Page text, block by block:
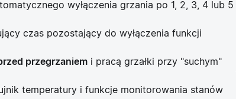
wyłączenia grzania po 1, 2, 3, 4 lub 5
czas pozostający do wyłączenia funkcji
przegrzaniem i pracą grzałki przy "suchym"
temperatury i funkcje monitorowania stanów